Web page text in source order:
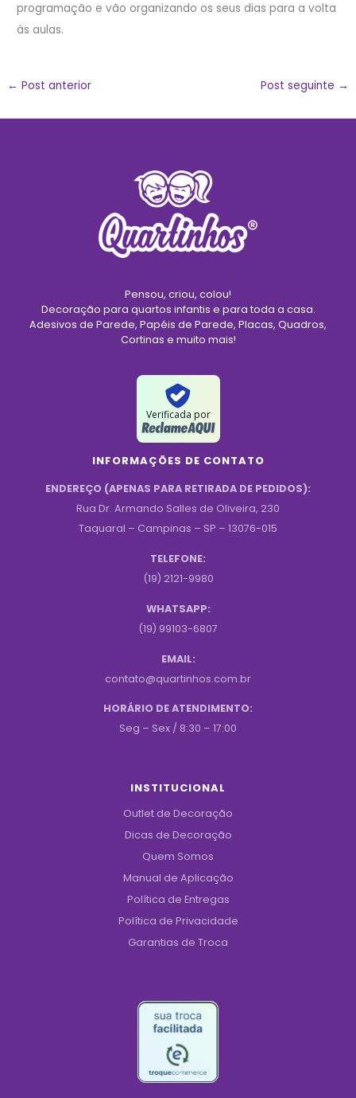
programação e vão organizando os seus dias para a volta
às aulas.
← Post anterior Post seguinte →
Pensou, criou, colou!
Decoração para quartos infantis e para toda a casa.
Adesivos de Parede, Papéis de Parede, Placas, Quadros,
Cortinas e muito mais!
Verificada por
INFORMAÇÕES DE CONTATO
ENDEREÇO (APENAS PARA RETIRADA DE PEDIDOS):
Rua Dr. Armando Salles de Oliveira, 230
Taquaral – Campinas – SP – 13076-015
TELEFONE:
(19) 2121-9980
WHATSAPP:
(19) 99103-6807
EMAIL:
contato@quartinhos.com.br
HORÁRIO DE ATENDIMENTO:
Seg – Sex / 8:30 – 17:00
INSTITUCIONAL
Outlet de Decoração
Dicas de Decoração
Quem Somos
Manual de Aplicação
Política de Entregas
Política de Privacidade
Garantias de Troca